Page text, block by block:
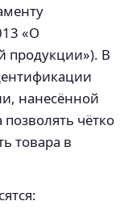
«О
продукции»). В
нанесённой
чётко
товара в